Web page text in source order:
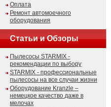
Оплата
Ремонт автомоечного
оборудования
Статьи и Обзоры
Пылесосы STARMIX -
рекомендации по выбору
STARMIX - профессиональные
пылесосы на все случаи жизни
Оборудование Kranzle –
немецкое качество даже в
мелочах